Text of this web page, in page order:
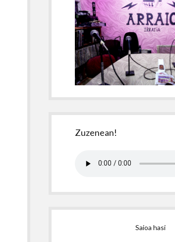
Zuzenean!
Saioa hasi